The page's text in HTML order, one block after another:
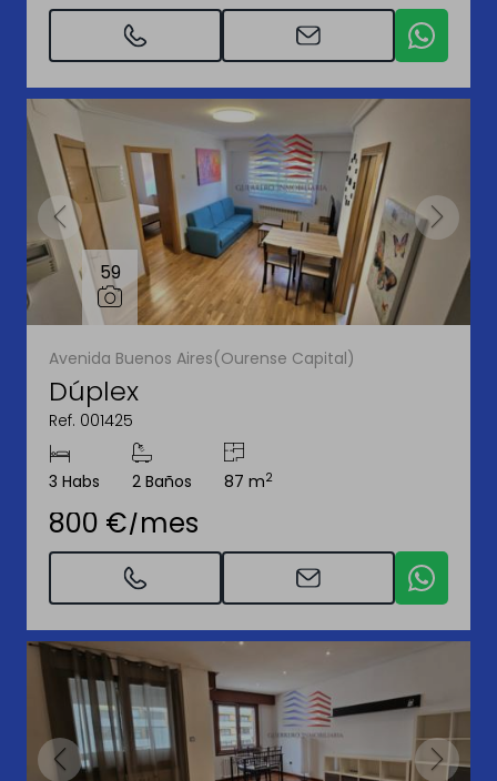
59
Avenida Buenos Aires(Ourense Capital)
Dúplex
Ref. 001425
3 Habs 2 Baños 87 m2
800 €/mes